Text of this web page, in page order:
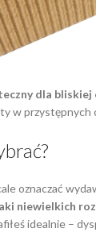
dla bliskiej
w przystępnych
oznaczać
niewielkich
idealnie –